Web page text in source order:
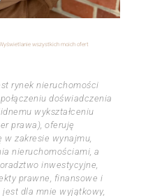
wszystkich moich ofert
rynek nieruchomości
doświadczenia
wykształceniu
prawa), oferuję
w zakresie wynajmu,
nieruchomościami, a
inwestycyjne,
prawne, finansowe i
dla mnie wyjątkowy,